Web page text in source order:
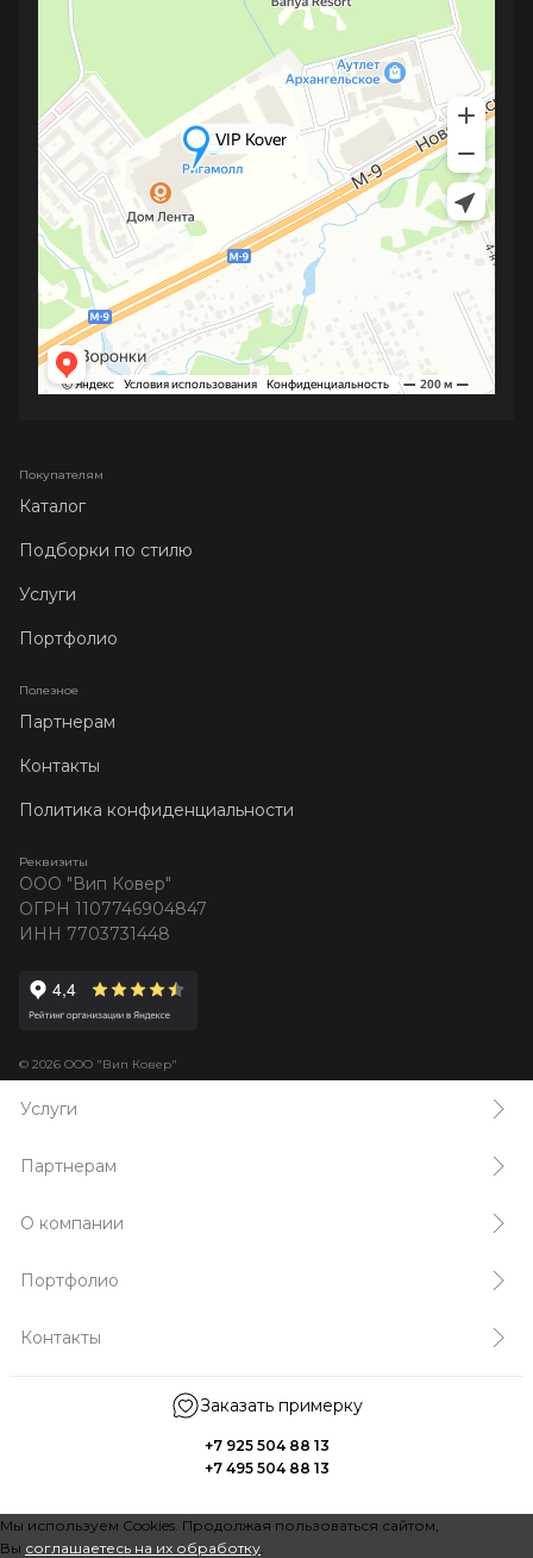
Покупателям
Каталог
Подборки по стилю
Услуги
Портфолио
Полезное
Партнерам
Контакты
Политика конфиденциальности
Реквизиты
ООО "Вип Ковер"
ОГРН 1107746904847
ИНН 7703731448
© 2026 ООО "Вип Ковер"
Услуги
Партнерам
О компании
Портфолио
Контакты
Заказать примерку
+7 925 504 88 13
+7 495 504 88 13
Мы используем Cookies. Продолжая пользоваться сайтом,
Вы соглашаетесь на их обработку.